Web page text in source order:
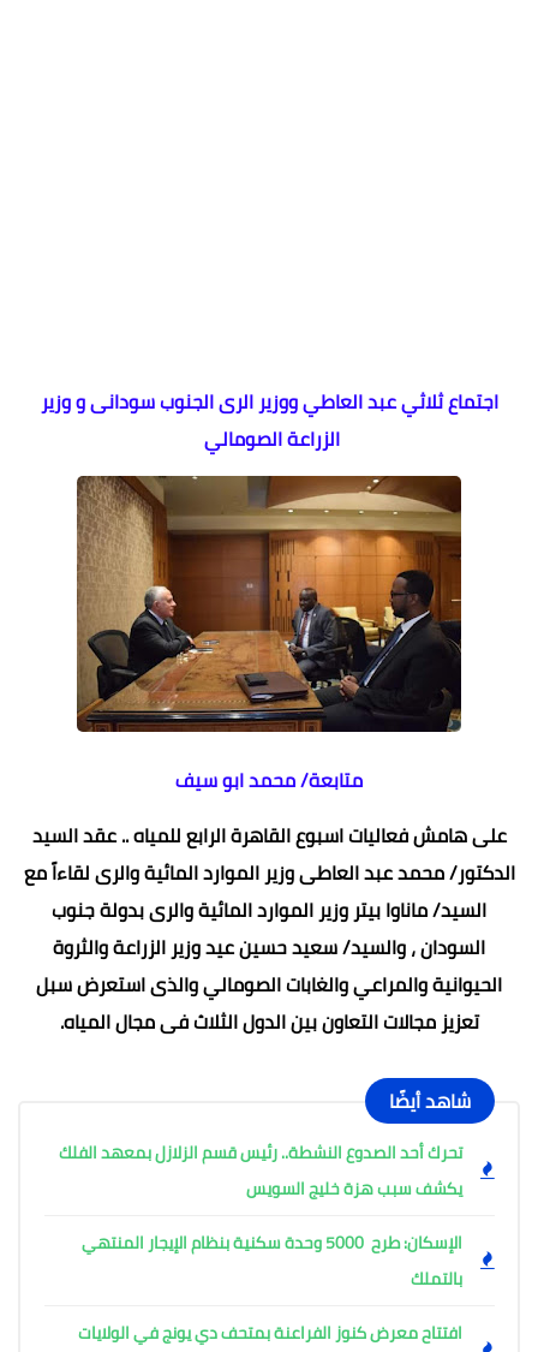
اجتماع ثلاثي عبد العاطي ووزير الرى الجنوب سودانى و وزير
الزراعة الصومالي
متابعة/ محمد ابو سيف
على هامش فعاليات اسبوع القاهرة الرابع للمياه .. عقد السيد
الدكتور/ محمد عبد العاطى وزير الموارد المائية والرى لقاءاً مع
السيد/ ماناوا بيتر وزير الموارد المائية والرى بدولة جنوب
السودان ، والسيد/ سعيد حسين عيد وزير الزراعة والثروة
الحيوانية والمراعي والغابات الصومالي والذى استعرض سبل
تعزيز مجالات التعاون بين الدول الثلاث فى مجال المياه.
شاهد أيضًا
تحرك أحد الصدوع النشطة.. رئيس قسم الزلازل بمعهد الفلك
يكشف سبب هزة خليج السويس
الإسكان: طرح 5000 وحدة سكنية بنظام الإيجار المنتهي
بالتملك
افتتاح معرض كنوز الفراعنة بمتحف دي يونج في الولايات